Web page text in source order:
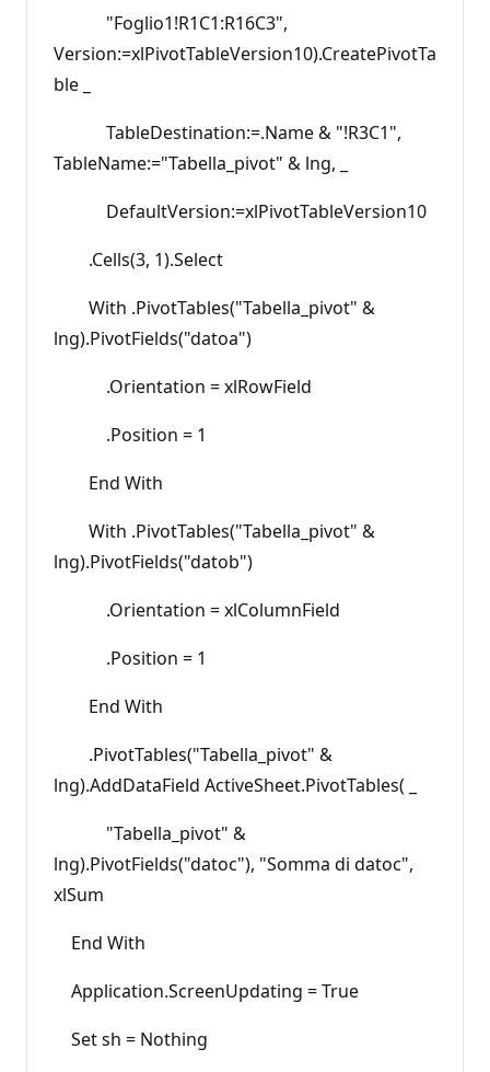
"Foglio1!R1C1:R16C3",
Version:=xlPivotTableVersion10).CreatePivotTa
ble _
TableDestination:=.Name & "!R3C1",
TableName:="Tabella_pivot" & lng, _
DefaultVersion:=xlPivotTableVersion10
.Cells(3, 1).Select
With .PivotTables("Tabella_pivot" &
lng).PivotFields("datoa")
.Orientation = xlRowField
.Position = 1
End With
With .PivotTables("Tabella_pivot" &
lng).PivotFields("datob")
.Orientation = xlColumnField
.Position = 1
End With
.PivotTables("Tabella_pivot" &
lng).AddDataField ActiveSheet.PivotTables( _
"Tabella_pivot" &
lng).PivotFields("datoc"), "Somma di datoc",
xlSum
End With
Application.ScreenUpdating = True
Set sh = Nothing